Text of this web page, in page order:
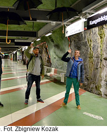
Fot. Zbigniew Kozak